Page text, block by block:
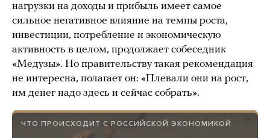
нагрузки на доходы и прибыль имеет самое
сильное негативное влияние на темпы роста,
инвестиции, потребление и экономическую
активность в целом, продолжает собеседник
«Медузы». Но правительству такая рекомендация
не интересна, полагает он: «Плевали они на рост,
им денег надо здесь и сейчас собрать».
ЧТО ПРОИСХОДИТ С РОССИЙСКОЙ ЭКОНОМИКОЙ